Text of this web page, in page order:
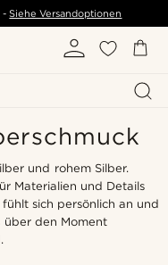
- Siehe Versandoptionen
und rohem Silber.
Materialien und Details
sich persönlich an und
über den Moment